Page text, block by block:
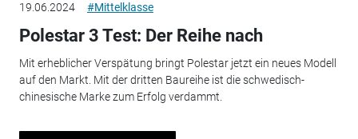
19.06.2024 #Mittelklasse
Polestar 3 Test: Der Reihe nach
Mit erheblicher Verspätung bringt Polestar jetzt ein neues Modell
auf den Markt. Mit der dritten Baureihe ist die schwedisch-
chinesische Marke zum Erfolg verdammt.